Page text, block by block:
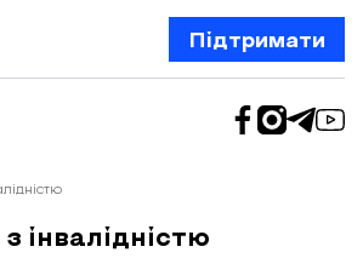
Підтримати
інвалідністю